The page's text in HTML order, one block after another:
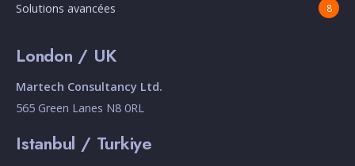
Solutions avancées 8
London / UK
Martech Consultancy Ltd.
565 Green Lanes N8 0RL
Istanbul / Turkiye